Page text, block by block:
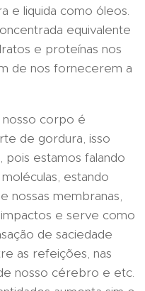
e liquida como óleos.
equivalente
e proteínas nos
de nos fornecerem a
corpo é
de gordura, isso
estamos falando
estando
nossas membranas,
e serve como
de saciedade
as refeições, nas
nosso cérebro e etc.